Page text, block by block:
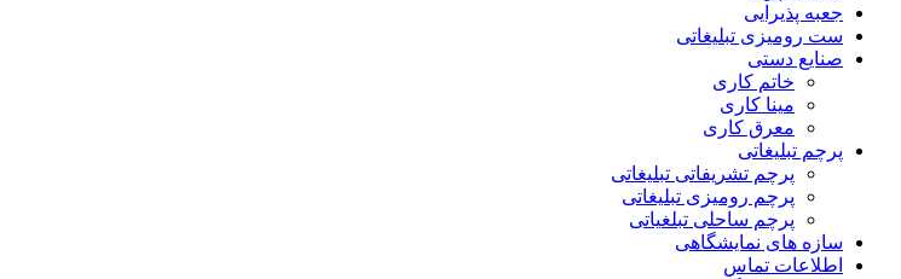
جعبه پذیرایی
ست رومیزی تبلیغاتی
صنایع دستی
خاتم کاری
مینا کاری
معرق کاری
پرچم تبلیغاتی
پرچم تشریفاتی تبلیغاتی
پرچم رومیزی تبلیغاتی
پرچم ساحلی تبلغیاتی
سازه های نمایشگاهی
اطلاعات تماس